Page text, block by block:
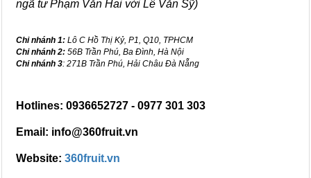
ngã tư Phạm Văn Hai với Lê Văn Sỹ)
Chi nhánh 1: Lô C Hồ Thị Kỷ, P1, Q10, TPHCM
Chi nhánh 2: 56B Trần Phú, Ba Đình, Hà Nội
Chi nhánh 3: 271B Trần Phú, Hải Châu Đà Nẵng
Hotlines: 0936652727 - 0977 301 303
Email: info@360fruit.vn
Website: 360fruit.vn